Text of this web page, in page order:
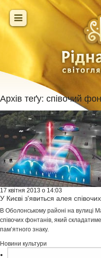
Архів теґу: співочий
17 квітня 2013 о 14:03
У Києві з'явиться алея
В Оболонському районі на вулиці
співочих фонтанів, який
пам’ятного знаку.
Новини культури